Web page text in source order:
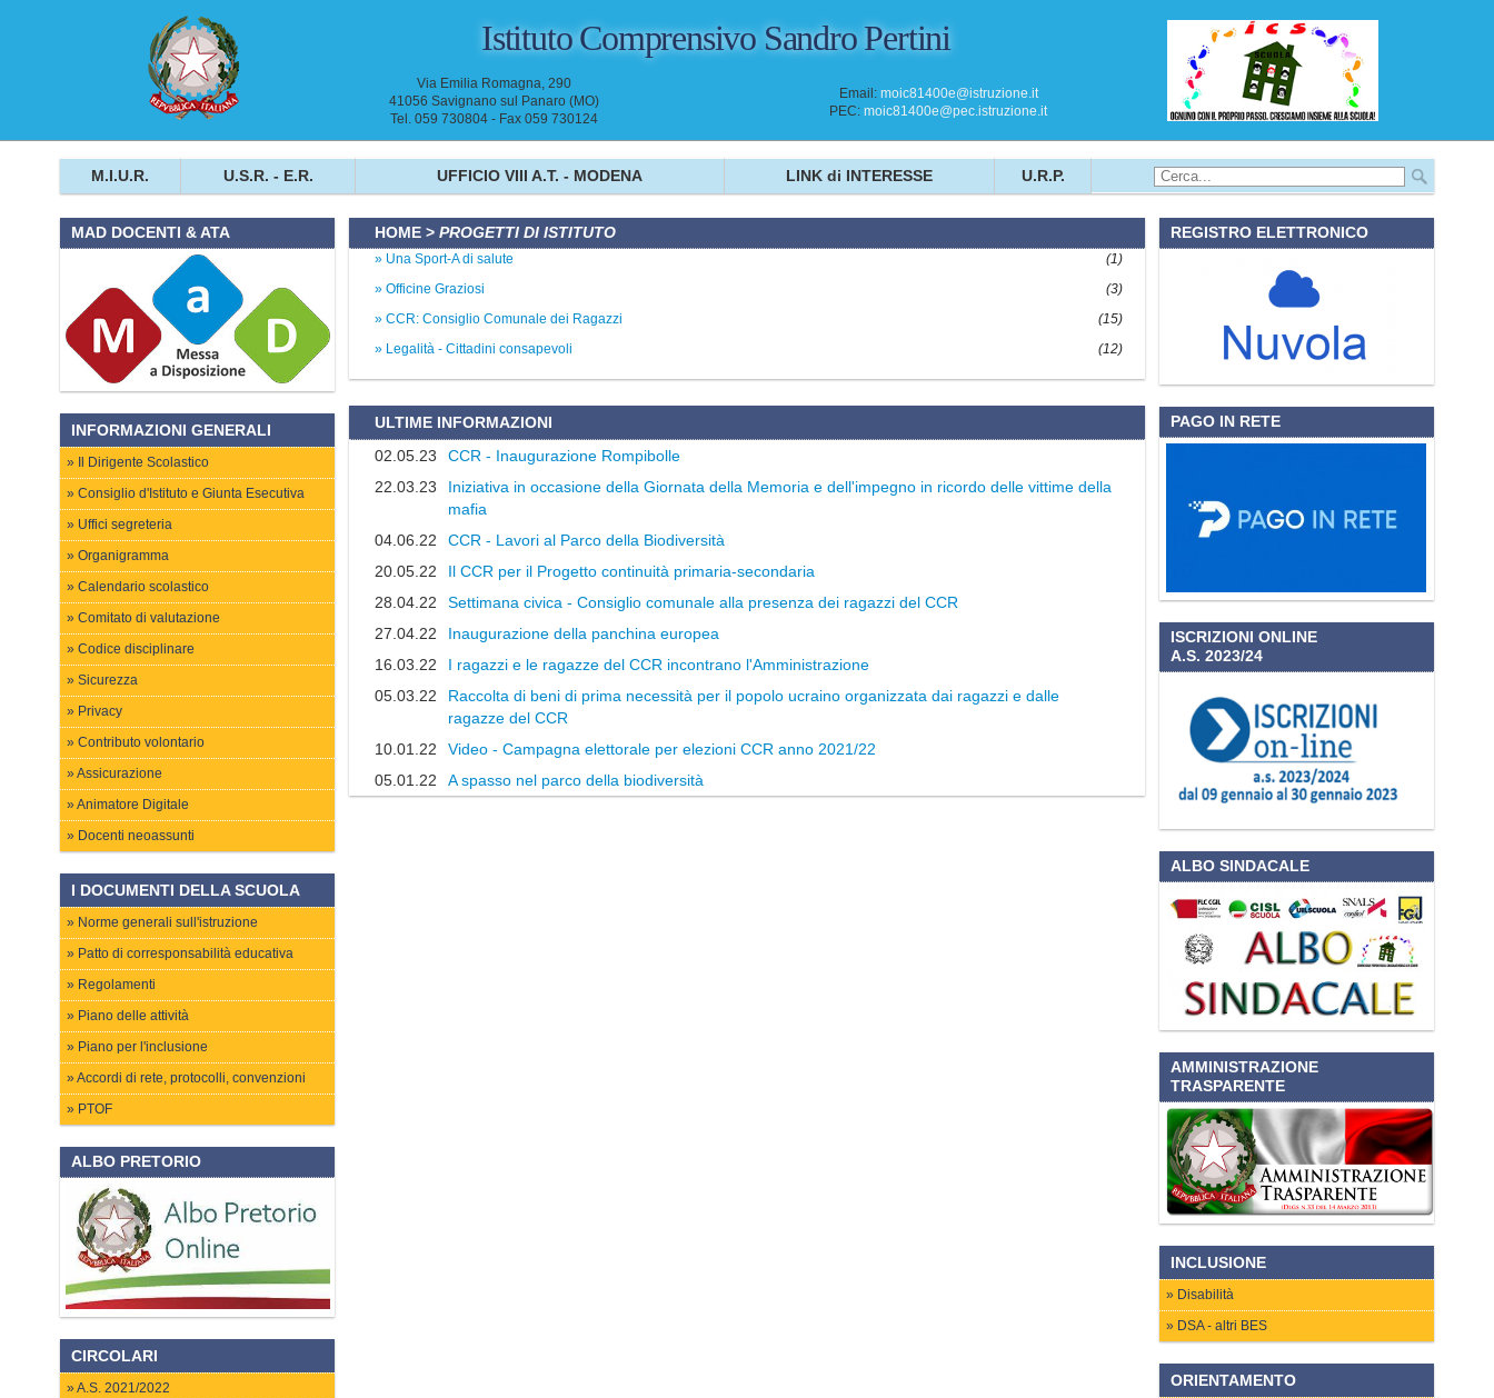
Istituto ComprensivoSandro Pertini
Via Emilia Romagna, 290
41056 Savignano sul Panaro (MO)
Tel. 059 730804 - Fax 059 730124
Email: moic81400e@istruzione.it
PEC: moic81400e@pec.istruzione.it
M.I.U.R. U.S.R. - E.R. UFFICIO VIII A.T. - MODENA LINK di INTERESSE U.R.P.
MAD DOCENTI & ATA
INFORMAZIONI GENERALI
Il Dirigente Scolastico
Consiglio d'Istituto e Giunta Esecutiva
Uffici segreteria
Organigramma
Calendario scolastico
Comitato di valutazione
Codice disciplinare
Sicurezza
Privacy
Contributo volontario
Assicurazione
Animatore Digitale
Docenti neoassunti
I DOCUMENTI DELLA SCUOLA
Norme generali sull'istruzione
Patto di corresponsabilità educativa
Regolamenti
Piano delle attività
Piano per l'inclusione
Accordi di rete, protocolli, convenzioni
PTOF
ALBO PRETORIO
CIRCOLARI
A.S. 2021/2022
REGISTRO ELETTRONICO
PAGO IN RETE
ISCRIZIONI ONLINE
A.S. 2023/24
ALBO SINDACALE
AMMINISTRAZIONE
TRASPARENTE
INCLUSIONE
Disabilità
DSA - altri BES
ORIENTAMENTO
HOME> PROGETTI DI ISTITUTO
Una Sport-A di salute
(1)
Officine Graziosi
(3)
CCR: Consiglio Comunale dei Ragazzi
(15)
Legalità - Cittadini consapevoli
(12)
ULTIME INFORMAZIONI
02.05.23
CCR - Inaugurazione Rompibolle
22.03.23
Iniziativa in occasione della Giornata della Memoria e dell'impegno in ricordo delle vittime della
mafia
04.06.22
CCR - Lavori al Parco della Biodiversità
20.05.22
Il CCR per il Progetto continuità primaria-secondaria
28.04.22
Settimana civica - Consiglio comunale alla presenza dei ragazzi del CCR
27.04.22
Inaugurazione della panchina europea
16.03.22
I ragazzi e le ragazze del CCR incontrano l'Amministrazione
05.03.22
Raccolta di beni di prima necessità per il popolo ucraino organizzata dai ragazzi e dalle
ragazze del CCR
10.01.22
Video - Campagna elettorale per elezioni CCR anno 2021/22
05.01.22
A spasso nel parco della biodiversità